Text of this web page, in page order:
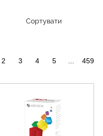
Сортувати
2 3 4 5 459